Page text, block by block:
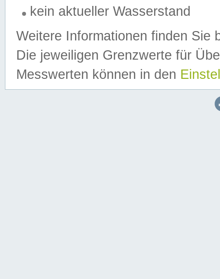
kein aktueller Wasserstand
Weitere Informationen finden Sie
Die jeweiligen Grenzwerte für
Messwerten können in den